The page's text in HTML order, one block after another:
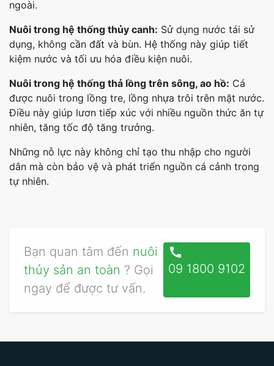
ngoài.
Nuôi trong hệ thống thủy canh: Sử dụng nước tái sử
dụng, không cần đất và bùn. Hệ thống này giúp tiết
kiệm nước và tối ưu hóa điều kiện nuôi.
Nuôi trong hệ thống thả lồng trên sông, ao hồ: Cá
được nuôi trong lồng tre, lồng nhựa trôi trên mặt nước.
Điều này giúp lươn tiếp xúc với nhiều nguồn thức ăn tự
nhiên, tăng tốc độ tăng trưởng.
Những nỗ lực này không chỉ tạo thu nhập cho người
dân mà còn bảo vệ và phát triển nguồn cá cảnh trong
tự nhiên.
Bạn quan tâm đến nuôi
thủy sản an toàn ? Gọi
ngay để được tư vấn.
call
09 1800 9102